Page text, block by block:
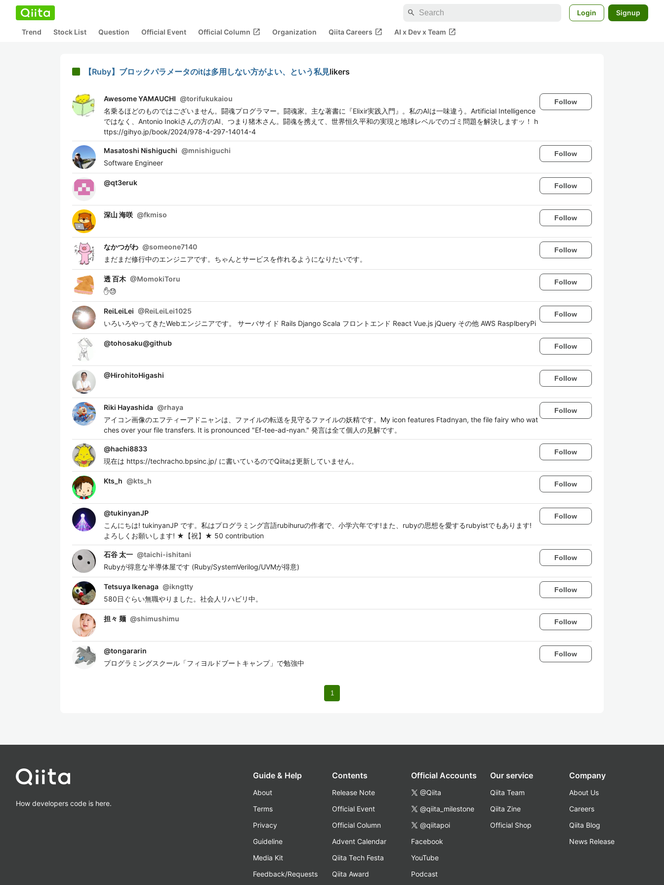
search Login Signup
Trend Stock List Question Official Event Official Column open_in_new Organization Qiita Careers open_in_new AI x Dev x Team open_in_new
【Ruby】ブロックパラメータのitは多用しない方がよい、という私見likers
Awesome YAMAUCHI @torifukukaiou
名乗るほどのものではございません。闘魂プログラマー。闘魂家。主な著書に『Elixir実践入門』。私のAIは一味違う。Artificial Intelligence
ではなく、Antonio Inokiさんの方のAI、つまり猪木さん。闘魂を携えて、世界恒久平和の実現と地球レベルでのゴミ問題を解決しますッ！ h
ttps://gihyo.jp/book/2024/978-4-297-14014-4
Follow
Masatoshi Nishiguchi @mnishiguchi
Software Engineer
Follow
@qt3eruk Follow
深山 海咲 @fkmiso Follow
なかつがわ @someone7140
まだまだ修行中のエンジニアです。ちゃんとサービスを作れるようになりたいです。
Follow
透 百木 @MomokiToru
✋😓
Follow
ReiLeiLei @ReiLeiLei1025
いろいろやってきたWebエンジニアです。 サーバサイド Rails Django Scala フロントエンド React Vue.js jQuery その他 AWS RasplberyPi
Follow
@tohosaku@github Follow
@HirohitoHigashi Follow
Riki Hayashida @rhaya
アイコン画像のエフティーアドニャンは、ファイルの転送を見守るファイルの妖精です。My icon features Ftadnyan, the file fairy who wat
ches over your file transfers. It is pronounced "Ef-tee-ad-nyan." 発言は全て個人の見解です。
Follow
@hachi8833
現在は https://techracho.bpsinc.jp/ に書いているのでQiitaは更新していません。
Follow
Kts_h @kts_h Follow
@tukinyanJP
こんにちは! tukinyanJP です。私はプログラミング言語rubihuruの作者で、小学六年です!また、rubyの思想を愛するrubyistでもあります!
よろしくお願いします! ★【祝】★ 50 contribution
Follow
石谷 太一 @taichi-ishitani
Rubyが得意な半導体屋です (Ruby/SystemVerilog/UVMが得意)
Follow
Tetsuya Ikenaga @ikngtty
580日ぐらい無職やりました。社会人リハビリ中。
Follow
担々 麺 @shimushimu Follow
@tongararin
プログラミングスクール「フィヨルドブートキャンプ」で勉強中
Follow
1
How developers code is here.
Guide & Help
About
Terms
Privacy
Guideline
Media Kit
Feedback/Requests
Contents
Release Note
Official Event
Official Column
Advent Calendar
Qiita Tech Festa
Qiita Award
Official Accounts
@Qiita
@qiita_milestone
@qiitapoi
Facebook
YouTube
Podcast
Our service
Qiita Team
Qiita Zine
Official Shop
Company
About Us
Careers
Qiita Blog
News Release